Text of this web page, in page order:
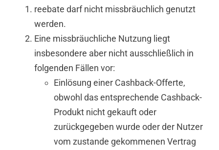
reebate darf nicht missbräuchlich genutzt
werden.
Eine missbräuchliche Nutzung liegt
insbesondere aber nicht ausschließlich in
folgenden Fällen vor:
Einlösung einer Cashback-Offerte,
obwohl das entsprechende Cashback-
Produkt nicht gekauft oder
zurückgegeben wurde oder der Nutzer
vom zustande gekommenen Vertrag